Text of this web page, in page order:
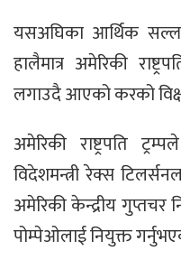
यसअघिका आर्थिक
हालैमात्र अमेरिकी
लगाउदै आएको करको
अमेरिकी राष्ट्रपति
विदेशमन्त्री रेक्स
अमेरिकी केन्द्रीय
पोम्पेओलाई नियुक्त